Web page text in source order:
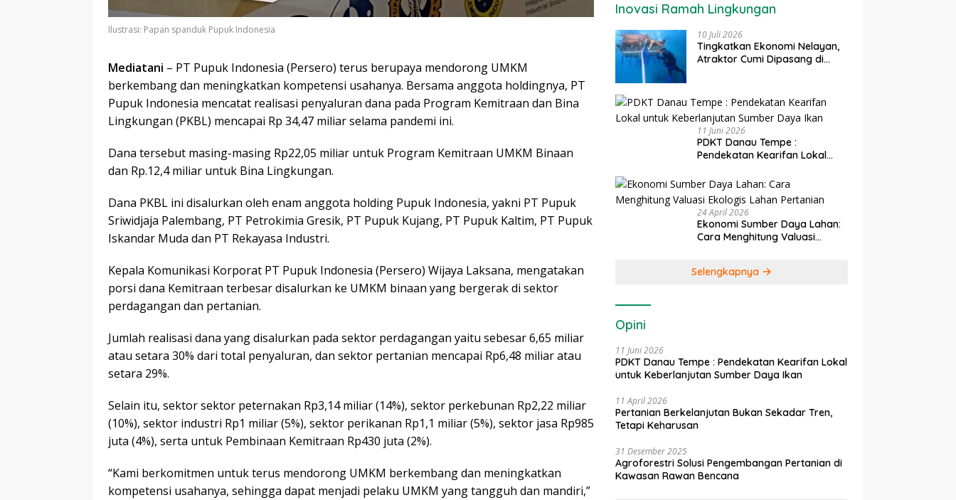
Ilustrasi: Papan spanduk Pupuk Indonesia
Mediatani – PT Pupuk Indonesia (Persero) terus berupaya mendorong UMKM
berkembang dan meningkatkan kompetensi usahanya. Bersama anggota holdingnya, PT
Pupuk Indonesia mencatat realisasi penyaluran dana pada Program Kemitraan dan Bina
Lingkungan (PKBL) mencapai Rp 34,47 miliar selama pandemi ini.
Dana tersebut masing-masing Rp22,05 miliar untuk Program Kemitraan UMKM Binaan
dan Rp.12,4 miliar untuk Bina Lingkungan.
Dana PKBL ini disalurkan oleh enam anggota holding Pupuk Indonesia, yakni PT Pupuk
Sriwidjaja Palembang, PT Petrokimia Gresik, PT Pupuk Kujang, PT Pupuk Kaltim, PT Pupuk
Iskandar Muda dan PT Rekayasa Industri.
Kepala Komunikasi Korporat PT Pupuk Indonesia (Persero) Wijaya Laksana, mengatakan
porsi dana Kemitraan terbesar disalurkan ke UMKM binaan yang bergerak di sektor
perdagangan dan pertanian.
Jumlah realisasi dana yang disalurkan pada sektor perdagangan yaitu sebesar 6,65 miliar
atau setara 30% dari total penyaluran, dan sektor pertanian mencapai Rp6,48 miliar atau
setara 29%.
Selain itu, sektor sektor peternakan Rp3,14 miliar (14%), sektor perkebunan Rp2,22 miliar
(10%), sektor industri Rp1 miliar (5%), sektor perikanan Rp1,1 miliar (5%), sektor jasa Rp985
juta (4%), serta untuk Pembinaan Kemitraan Rp430 juta (2%).
“Kami berkomitmen untuk terus mendorong UMKM berkembang dan meningkatkan
kompetensi usahanya, sehingga dapat menjadi pelaku UMKM yang tangguh dan mandiri,”
Inovasi Ramah Lingkungan
10 Juli 2026
Tingkatkan Ekonomi Nelayan,
Atraktor Cumi Dipasang di
11 Juni 2026
PDKT Danau Tempe :
Pendekatan Kearifan Lokal
Daya Ikan
24 April 2026
Ekonomi Sumber Daya Lahan:
Cara Menghitung Valuasi
Selengkapnya
Opini
11 Juni 2026
PDKT Danau Tempe : Pendekatan Kearifan Lokal
untuk Keberlanjutan Sumber Daya Ikan
11 April 2026
Pertanian Berkelanjutan Bukan Sekadar Tren,
Tetapi Keharusan
31 Desember 2025
Agroforestri Solusi Pengembangan Pertanian di
Kawasan Rawan Bencana